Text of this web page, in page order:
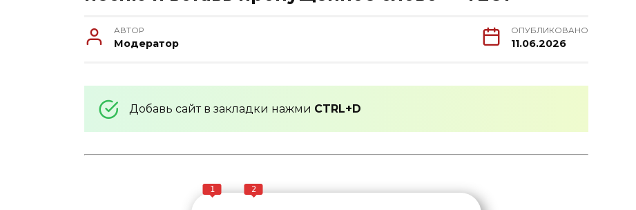
АВТОР
Модератор
ОПУБЛИКОВАНО
11.06.2026
Добавь сайт в закладки нажми CTRL+D
1 2